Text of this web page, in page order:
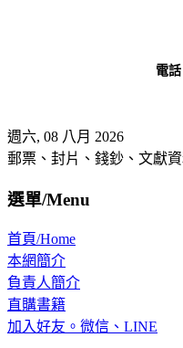
電話
週六, 08 八月 2026
郵票、封片、錢鈔、文獻
選單/Menu
首頁/Home
本網簡介
負責人簡介
直購書籍
加入好友。微信、LINE